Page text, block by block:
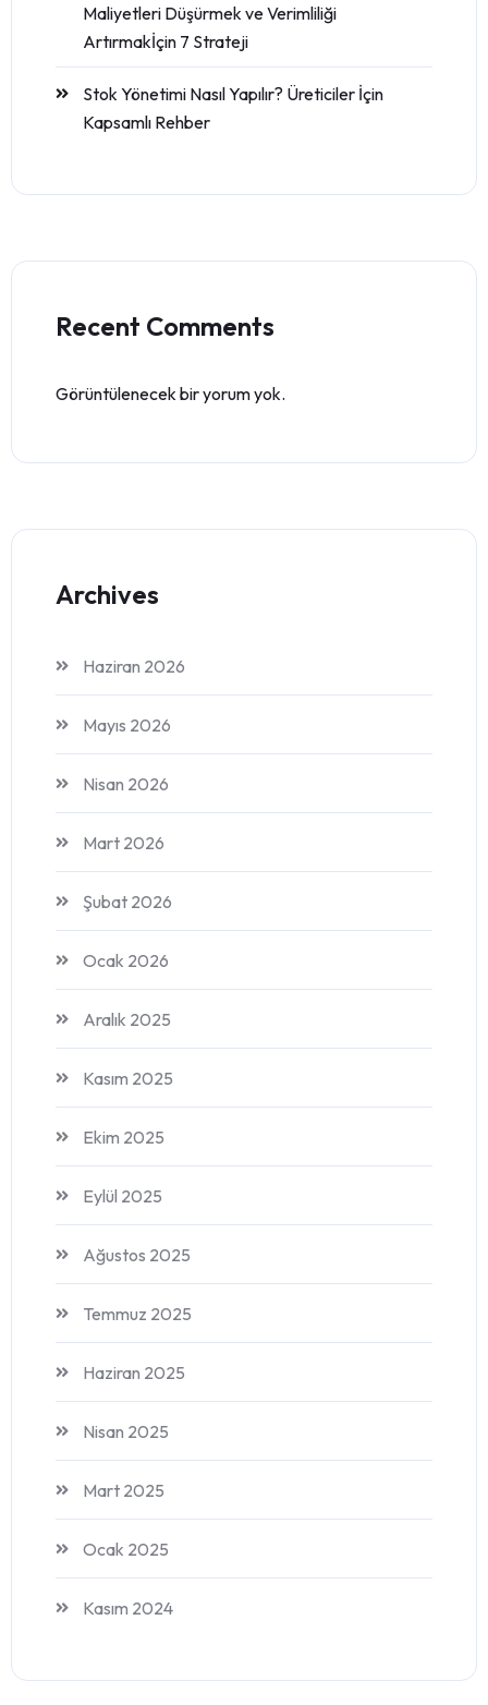
Maliyetleri Düşürmek ve Verimliliği
Artırmakİçin 7 Strateji
Stok Yönetimi Nasıl Yapılır? Üreticiler İçin
Kapsamlı Rehber
Recent Comments
Görüntülenecek bir yorum yok.
Archives
Haziran 2026
Mayıs 2026
Nisan 2026
Mart 2026
Şubat 2026
Ocak 2026
Aralık 2025
Kasım 2025
Ekim 2025
Eylül 2025
Ağustos 2025
Temmuz 2025
Haziran 2025
Nisan 2025
Mart 2025
Ocak 2025
Kasım 2024